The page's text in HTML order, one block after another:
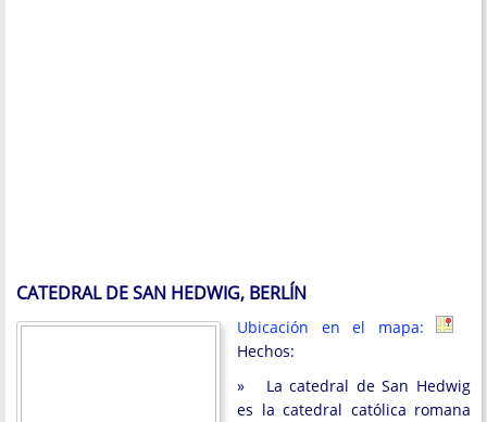
CATEDRAL DE SAN HEDWIG, BERLÍN
Ubicación en el mapa:
Hechos:
» La catedral de San Hedwig
es la catedral católica romana